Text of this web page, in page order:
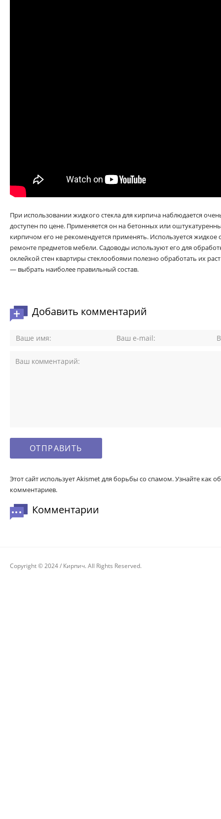
При использовании жидкого стекла для кирпича наблюдается
доступен по цене. Применяется он на бетонных или
кирпичом его не рекомендуется применять. Используется жидкое
ремонте предметов мебели. Садоводы используют его для
оклейкой стен квартиры стеклообоями полезно обработать их
— выбрать наиболее правильный состав.
Добавить комментарий
Этот сайт использует Akismet для борьбы со спамом. Узнайте как
комментариев.
Комментарии
Copyright © 2024 / Кирпич. All Rights Reserved.